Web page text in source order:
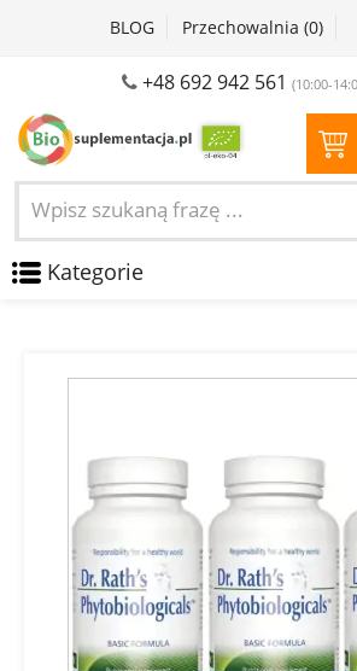
BLOG Przechowalnia (0)
+48 692 942 561 (10:00-
Kategorie